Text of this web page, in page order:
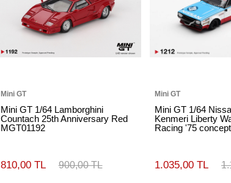
Mini GT
Mini GT 1/64 Lamborghini
Countach 25th Anniversary Red
MGT01192
900,00 TL
810,00 TL
Mini GT
Mini GT 1/64
Kenmeri Liberty
Racing '75
1.035,00 TL